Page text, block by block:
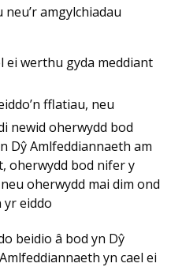
amgylchiadau
ei werthu gyda meddiant
fflatiau, neu
newid oherwydd bod
Dŷ Amlfeddiannaeth am
oherwydd bod nifer y
oherwydd mai dim ond
yr eiddo
beidio â bod yn Dŷ
yn cael ei